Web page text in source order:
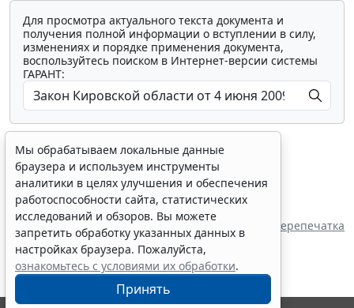
Для просмотра актуального текста документа и
получения полной информации о вступлении в силу,
изменениях и порядке применения документа,
воспользуйтесь поиском в Интернет-версии системы
ГАРАНТ:
Показать все материалы
Перепечатка
Мы обрабатываем локальные данные
браузера и используем инструменты
аналитики в целях улучшения и обеспечения
работоспособности сайта, статистических
исследований и обзоров. Вы можете
запретить обработку указанных данных в
настройках браузера. Пожалуйста,
ознакомьтесь с условиями их обработки.
Принять